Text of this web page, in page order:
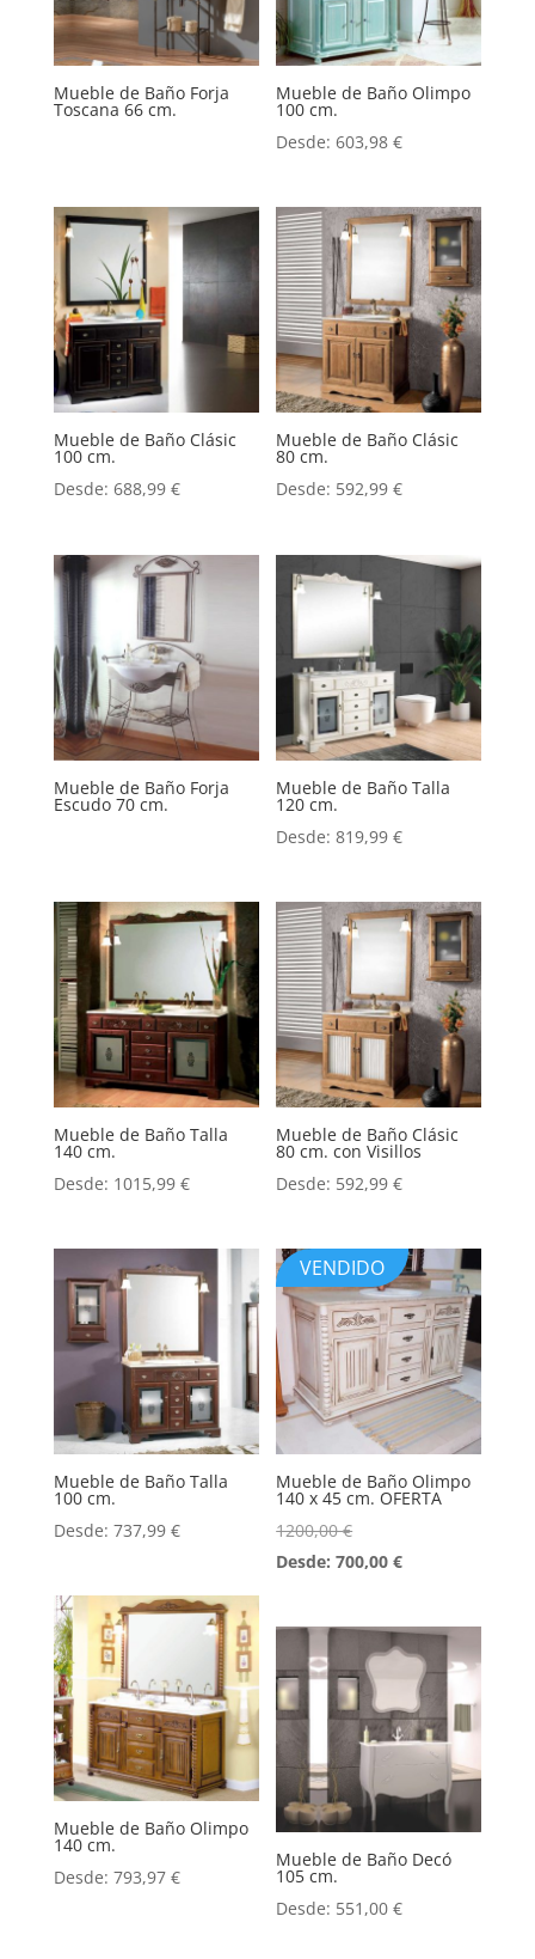
Mueble de Baño Forja
Toscana 66 cm.
Mueble de Baño Olimpo
100 cm.
Desde:603,98€
Mueble de Baño Clásic
100 cm.
Desde: 688,99 €
Mueble de Baño Clásic
80 cm.
Desde: 592,99€
Mueble de Baño Forja
Escudo 70 cm.
Mueble de Baño Talla
120 cm.
Desde:819,99€
Mueble de Baño Talla
140 cm.
Desde: 1015,99 €
Mueble de Baño Clásic
80 cm. con Visillos
Desde: 592,99€
Mueble de Baño Talla
100 cm.
Desde: 737,99 €
VENDIDO
Mueble de Baño Olimpo
140 x 45 cm. OFERTA
1200,00€
Desde:700,00€
Mueble de Baño Olimpo
140 cm.
Desde: 793,97 €
Mueble de Baño Decó
105 cm.
Desde: 551,00€